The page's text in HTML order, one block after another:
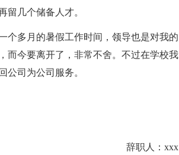
留几个储备人才。
个多月的暑假工作时间，领导也是对我的
而今要离开了，非常不舍。不过在学校我
公司为公司服务。
辞职人：xxx